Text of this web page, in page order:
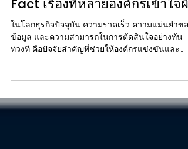
SAP Business One: Myth vs
Fact เรื่องที่หลายองค์กรเข้าใจผิด
ในโลกธุรกิจปัจจุบัน ความรวดเร็ว ความแม่นยำของ
ท่วงที คือปัจจัยสำคัญที่ช่วยให้องค์กรแข่งขันและ